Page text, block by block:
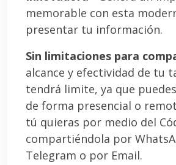
memorable con esta
presentar tu información.
Sin limitaciones para
alcance y efectividad de tu
tendrá limite, ya que
de forma presencial o
tú quieras por medio del
compartiéndola por
Telegram o por Email.